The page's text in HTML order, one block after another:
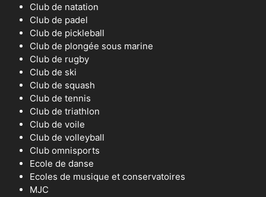
Club de natation
Club de padel
Club de pickleball
Club de plongée sous marine
Club de rugby
Club de ski
Club de squash
Club de tennis
Club de triathlon
Club de voile
Club de volleyball
Club omnisports
Ecole de danse
Ecoles de musique et conservatoires
MJC